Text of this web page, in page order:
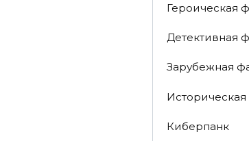
Героическая
Детективная
Зарубежная
Историческая
Киберпанк